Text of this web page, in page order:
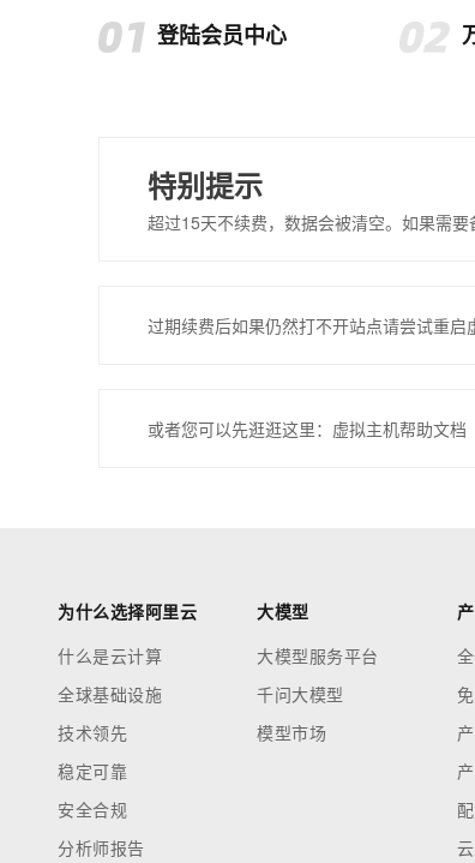
登陆会员中心
特别提示
超过15天不续费，数据会被清空。如果需
过期续费后如果仍然打不开站点请尝试重
或者您可以先逛逛这里：虚拟主机帮助文档